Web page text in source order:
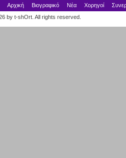
Αρχική Βιογραφικό Νέα Χορηγοί
by t-shOrt. All rights reserved.